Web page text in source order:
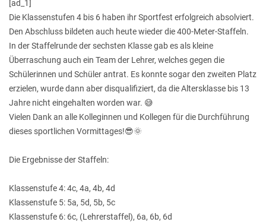
[ad_1]
Die Klassenstufen 4 bis 6 haben ihr Sportfest erfolgreich absolviert.
Den Abschluss bildeten auch heute wieder die 400-Meter-Staffeln.
In der Staffelrunde der sechsten Klasse gab es als kleine
Überraschung auch ein Team der Lehrer, welches gegen die
Schülerinnen und Schüler antrat. Es konnte sogar den zweiten Platz
erzielen, wurde dann aber disqualifiziert, da die Altersklasse bis 13
Jahre nicht eingehalten worden war. 😅
Vielen Dank an alle Kolleginnen und Kollegen für die Durchführung
dieses sportlichen Vormittages!😎🌞
Die Ergebnisse der Staffeln:
Klassenstufe 4: 4c, 4a, 4b, 4d
Klassenstufe 5: 5a, 5d, 5b, 5c
Klassenstufe 6: 6c, (Lehrerstaffel), 6a, 6b, 6d